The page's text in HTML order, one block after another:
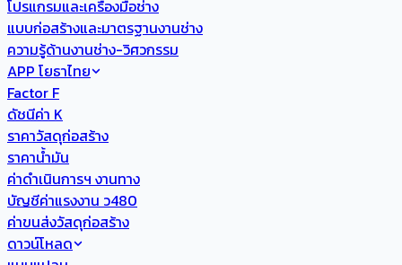
โปรแกรมและเครื่องมือช่าง
แบบก่อสร้างและมาตรฐานงานช่าง
ความรู้ด้านงานช่าง-วิศวกรรม
APP โยธาไทย
Factor F
ดัชนีค่า K
ราคาวัสดุก่อสร้าง
ราคาน้ำมัน
ค่าดำเนินการฯ งานทาง
บัญชีค่าแรงงาน ว480
ค่าขนส่งวัสดุก่อสร้าง
ดาวน์โหลด